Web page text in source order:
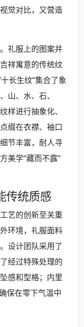
觉对比，又营造
礼服上的图案并
祥寓意的传统纹
长生纹”集合了象
山、水、石、
样进行抽象化、
缀在衣襟、袖口
节丰富，耐人寻
美学“藏而不露”
传统质感
艺的创新至关重
环境，礼服面料
设计团队采用了
经过特殊处理的
感和型格；内里
保在零下气温中